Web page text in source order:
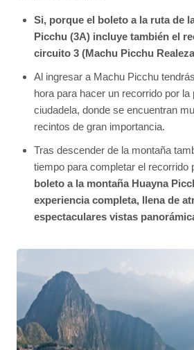
Si, porque el boleto a la ruta de
Picchu (3A) incluye también el
circuito 3 (Machu Picchu
Al ingresar a Machu Picchu
hora para hacer un recorrido por la
ciudadela, donde se encuentran
recintos de gran importancia.
Tras descender de la montaña
tiempo para completar el recorrido
boleto a la montaña Huayna
experiencia completa, llena de
espectaculares vistas